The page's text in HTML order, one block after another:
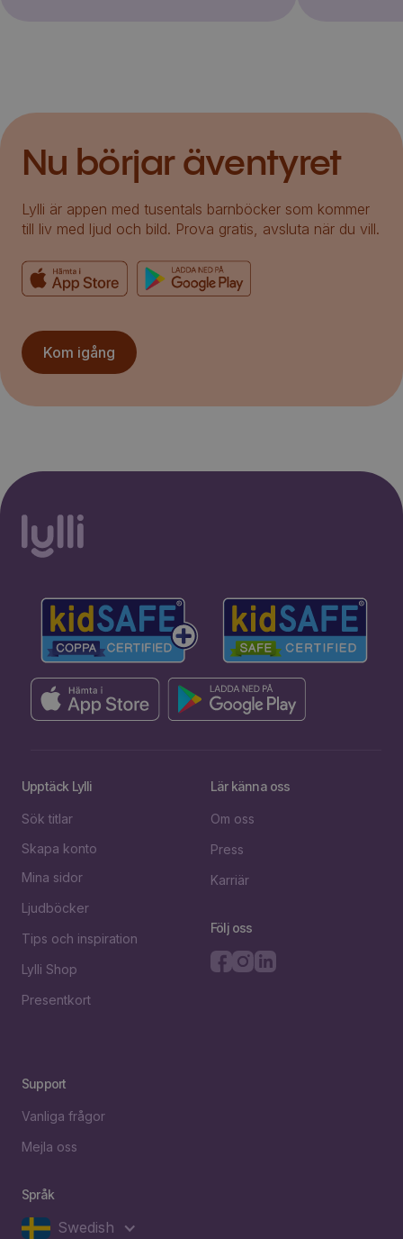
Nu börjar äventyret
Lylli är appen med tusentals barnböcker som kommer
till liv med ljud och bild. Prova gratis, avsluta när du vill.
Kom igång
Upptäck Lylli
Sök titlar
Skapa konto
Mina sidor
Ljudböcker
Tips och inspiration
Lylli Shop
Presentkort
Lär känna oss
Om oss
Press
Karriär
Följ oss
Support
Vanliga frågor
Mejla oss
Språk
Swedish